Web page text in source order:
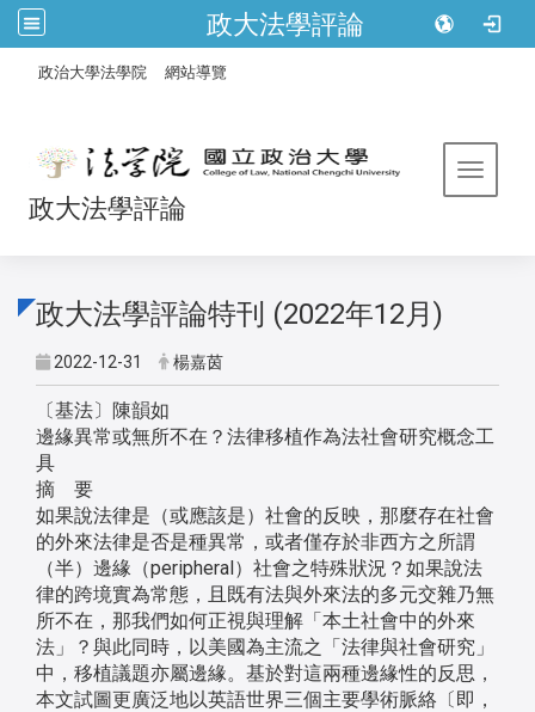
政大法學評論
政治大學法學院 網站導覽
Toggle
政大法學評論
政大法學評論特刊 (2022年12月)
2022-12-31 楊嘉茵
〔基法〕陳韻如
邊緣異常或無所不在？法律移植作為法社會研究概念工
具
摘 要
如果說法律是（或應該是）社會的反映，那麼存在社會
的外來法律是否是種異常，或者僅存於非西方之所謂
（半）邊緣（peripheral）社會之特殊狀況？如果說法
律的跨境實為常態，且既有法與外來法的多元交雜乃無
所不在，那我們如何正視與理解「本土社會中的外來
法」？與此同時，以美國為主流之「法律與社會研究」
中，移植議題亦屬邊緣。基於對這兩種邊緣性的反思，
本文試圖更廣泛地以英語世界三個主要學術脈絡〔即，